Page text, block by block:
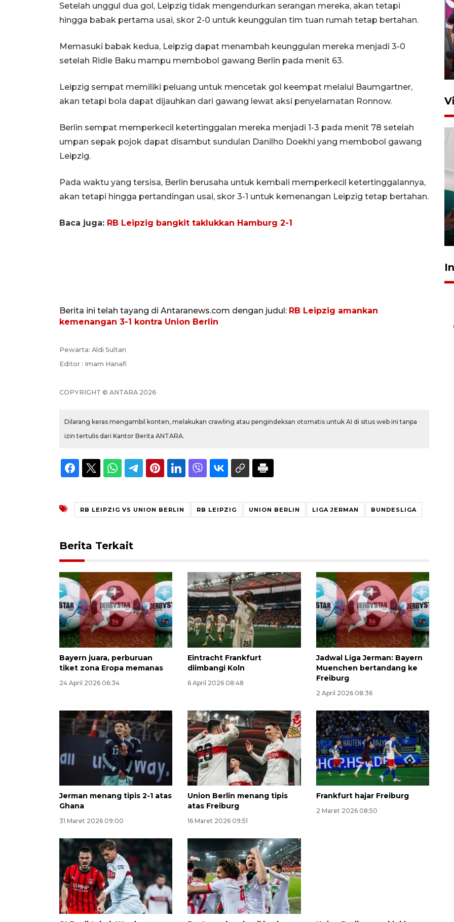
Setelah unggul dua gol, Leipzig tidak mengendurkan serangan mereka, akan tetapi
hingga babak pertama usai, skor 2-0 untuk keunggulan tim tuan rumah tetap bertahan.
Memasuki babak kedua, Leipzig dapat menambah keunggulan mereka menjadi 3-0
setelah Ridle Baku mampu membobol gawang Berlin pada menit 63.
Leipzig sempat memiliki peluang untuk mencetak gol keempat melalui Baumgartner,
akan tetapi bola dapat dijauhkan dari gawang lewat aksi penyelamatan Ronnow.
Berlin sempat memperkecil ketertinggalan mereka menjadi 1-3 pada menit 78 setelah
umpan sepak pojok dapat disambut sundulan Danilho Doekhi yang membobol gawang
Leipzig.
Pada waktu yang tersisa, Berlin berusaha untuk kembali memperkecil ketertinggalannya,
akan tetapi hingga pertandingan usai, skor 3-1 untuk kemenangan Leipzig tetap bertahan.
Baca juga: RB Leipzig bangkit taklukkan Hamburg 2-1
Berita ini telah tayang di Antaranews.com dengan judul: RB Leipzig amankan
kemenangan 3-1 kontra Union Berlin
Pewarta: Aldi Sultan
Editor : Imam Hanafi
COPYRIGHT © ANTARA 2026
Dilarang keras mengambil konten, melakukan crawling atau pengindeksan otomatis untuk AI di situs web ini tanpa
izin tertulis dari Kantor Berita ANTARA.
RB LEIPZIG VS UNION BERLIN RB LEIPZIG UNION BERLIN LIGA JERMAN BUNDESLIGA
Berita Terkait
Bayern juara, perburuan
tiket zona Eropa memanas
24 April 2026 06:34
Eintracht Frankfurt
diimbangi Koln
6 April 2026 08:48
Jadwal Liga Jerman: Bayern
Muenchen bertandang ke
Freiburg
2 April 2026 08:36
Jerman menang tipis 2-1 atas
Ghana
31 Maret 2026 09:00
Union Berlin menang tipis
atas Freiburg
16 Maret 2026 09:51
Frankfurt hajar Freiburg
2 Maret 2026 08:50
pembukaan Turnamen Sepak
Bola Usia Dini
23 Juli 2026 21:36
Feature - Kalsel Merangkul
Anak Putus Sekolah Lewat
Bagian 3
SPHP jaga harga beras
2026-08-08 06:00:00